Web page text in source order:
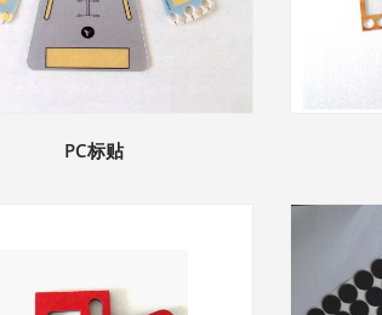
PC标贴